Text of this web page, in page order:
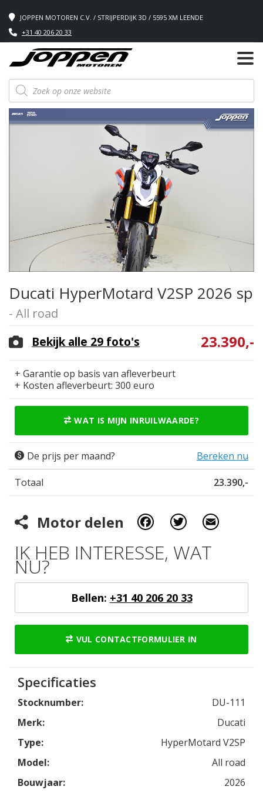
JOPPEN MOTOREN C.V. / STRIJPERDIJK 3D / 5595 XM LEENDE
+31 40 206 20 33
Producten
zoeken
Ducati HyperMotard V2SP 2026 sp
- All road
23.390,-
+ Garantie op basis van afleverbeurt
+ Kosten afleverbeurt: 300 euro
WAT IS MIJN INRUILWAARDE?
De prijs per maand? Bereken nu
Totaal 23.390,-
Motor delen Facebook Twitter
IK HEB INTERESSE, WAT
NU?
Bellen: +31 40 206 20 33
VUL CONTACTFORMULIER IN
Bekijk alle 29 foto's
Specificaties
Stocknumber:
DU-111
Merk:
Ducati
Type:
HyperMotard V2SP
Model:
All road
Bouwjaar:
2026